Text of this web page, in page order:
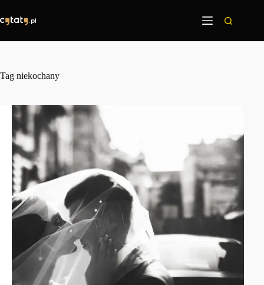
treści
Tag niekochany